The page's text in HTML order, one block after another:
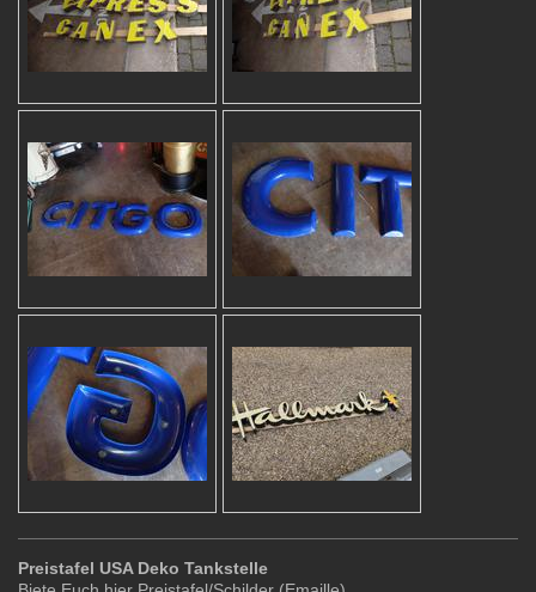
Preistafel USA Deko Tankstelle